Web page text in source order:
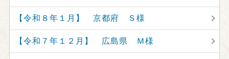
【令和８年１月】 京都府 Ｓ様
【令和７年１２月】 広島県 Ｍ様